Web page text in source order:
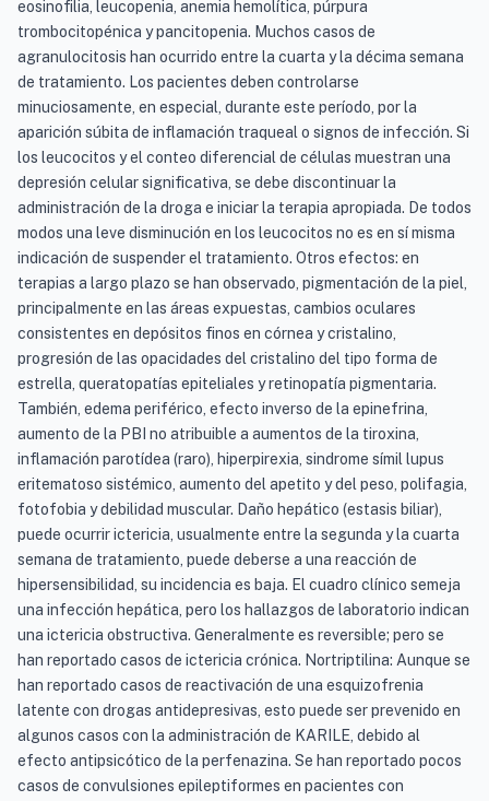
eosinofilia, leucopenia, anemia hemolítica, púrpura
trombocitopénica y pancitopenia. Muchos casos de
agranulocitosis han ocurrido entre la cuarta y la décima semana
de tratamiento. Los pacientes deben controlarse
minuciosamente, en especial, durante este período, por la
aparición súbita de inflamación traqueal o signos de infección. Si
los leucocitos y el conteo diferencial de células muestran una
depresión celular significativa, se debe discontinuar la
administración de la droga e iniciar la terapia apropiada. De todos
modos una leve disminución en los leucocitos no es en sí misma
indicación de suspender el tratamiento. Otros efectos: en
terapias a largo plazo se han observado, pigmentación de la piel,
principalmente en las áreas expuestas, cambios oculares
consistentes en depósitos finos en córnea y cristalino,
progresión de las opacidades del cristalino del tipo forma de
estrella, queratopatías epiteliales y retinopatía pigmentaria.
También, edema periférico, efecto inverso de la epinefrina,
aumento de la PBI no atribuible a aumentos de la tiroxina,
inflamación parotídea (raro), hiperpirexia, sindrome símil lupus
eritematoso sistémico, aumento del apetito y del peso, polifagia,
fotofobia y debilidad muscular. Daño hepático (estasis biliar),
puede ocurrir ictericia, usualmente entre la segunda y la cuarta
semana de tratamiento, puede deberse a una reacción de
hipersensibilidad, su incidencia es baja. El cuadro clínico semeja
una infección hepática, pero los hallazgos de laboratorio indican
una ictericia obstructiva. Generalmente es reversible; pero se
han reportado casos de ictericia crónica. Nortriptilina: Aunque se
han reportado casos de reactivación de una esquizofrenia
latente con drogas antidepresivas, esto puede ser prevenido en
algunos casos con la administración de KARILE, debido al
efecto antipsicótico de la perfenazina. Se han reportado pocos
casos de convulsiones epileptiformes en pacientes con